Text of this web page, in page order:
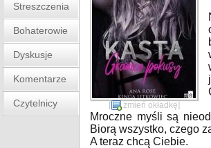
Streszczenia
Bohaterowie
Dyskusje
Komentarze
Czytelnicy [ zmień okładkę]
Mroczne myśli są
Biorą wszystko, czego
A teraz chcą Ciebie.